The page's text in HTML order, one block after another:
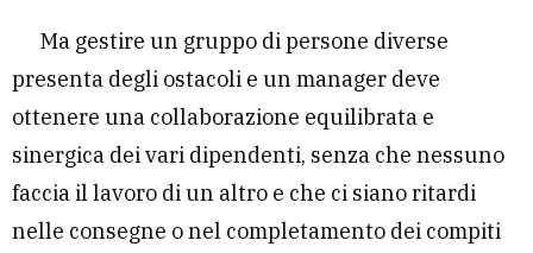
Ma gestire un gruppo di persone diverse
presenta degli ostacoli e un manager deve
ottenere una collaborazione equilibrata e
sinergica dei vari dipendenti, senza che nessuno
faccia il lavoro di un altro e che ci siano ritardi
nelle consegne o nel completamento dei compiti